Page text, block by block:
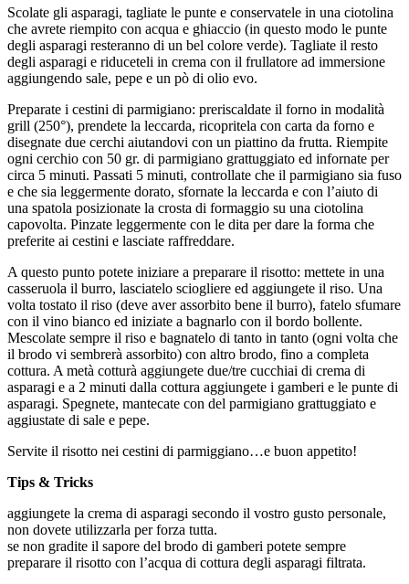
Scolate gli asparagi, tagliate le punte e conservatele in una ciotolina
che avrete riempito con acqua e ghiaccio (in questo modo le punte
degli asparagi resteranno di un bel colore verde). Tagliate il resto
degli asparagi e riduceteli in crema con il frullatore ad immersione
aggiungendo sale, pepe e un pò di olio evo.
Preparate i cestini di parmigiano: preriscaldate il forno in modalità
grill (250°), prendete la leccarda, ricopritela con carta da forno e
disegnate due cerchi aiutandovi con un piattino da frutta. Riempite
ogni cerchio con 50 gr. di parmigiano grattuggiato ed infornate per
circa 5 minuti. Passati 5 minuti, controllate che il parmigiano sia fuso
e che sia leggermente dorato, sfornate la leccarda e con l’aiuto di
una spatola posizionate la crosta di formaggio su una ciotolina
capovolta. Pinzate leggermente con le dita per dare la forma che
preferite ai cestini e lasciate raffreddare.
A questo punto potete iniziare a preparare il risotto: mettete in una
casseruola il burro, lasciatelo sciogliere ed aggiungete il riso. Una
volta tostato il riso (deve aver assorbito bene il burro), fatelo sfumare
con il vino bianco ed iniziate a bagnarlo con il bordo bollente.
Mescolate sempre il riso e bagnatelo di tanto in tanto (ogni volta che
il brodo vi sembrerà assorbito) con altro brodo, fino a completa
cottura. A metà cotturà aggiungete due/tre cucchiai di crema di
asparagi e a 2 minuti dalla cottura aggiungete i gamberi e le punte di
asparagi. Spegnete, mantecate con del parmigiano grattuggiato e
aggiustate di sale e pepe.
Servite il risotto nei cestini di parmiggiano…e buon appetito!
Tips & Tricks
aggiungete la crema di asparagi secondo il vostro gusto personale,
non dovete utilizzarla per forza tutta.
se non gradite il sapore del brodo di gamberi potete sempre
preparare il risotto con l’acqua di cottura degli asparagi filtrata.